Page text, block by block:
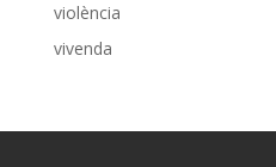
violència
vivenda